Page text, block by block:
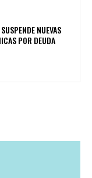
NUEVAS
POR DEUDA